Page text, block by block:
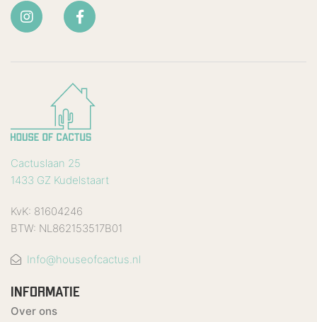
Cactuslaan 25
1433 GZ Kudelstaart
KvK: 81604246
BTW: NL862153517B01
Info@houseofcactus.nl
INFORMATIE
Over ons